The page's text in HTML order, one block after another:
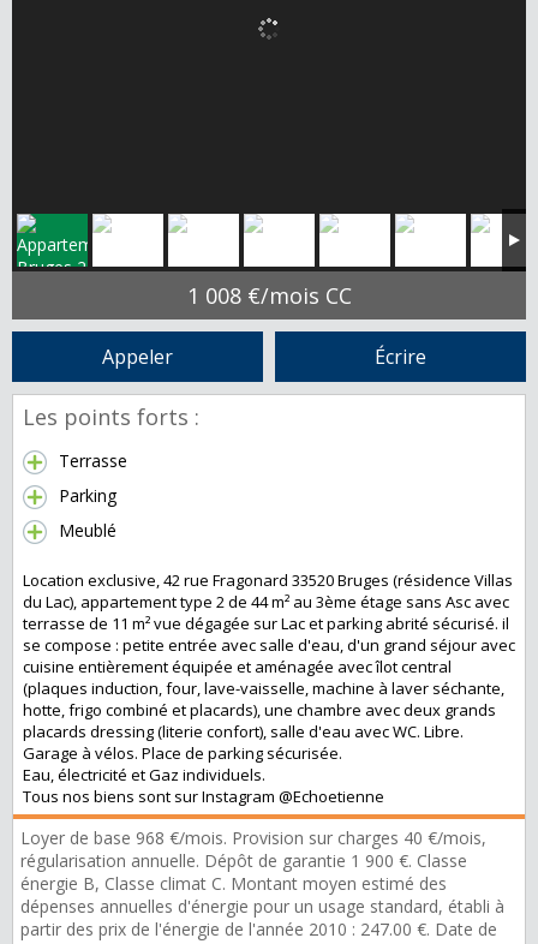
1 008 €/mois CC
Appeler Écrire
Les points forts :
Terrasse
Parking
Meublé
Location exclusive, 42 rue Fragonard 33520 Bruges (résidence Villas
du Lac), appartement type 2 de 44 m² au 3ème étage sans Asc avec
terrasse de 11 m² vue dégagée sur Lac et parking abrité sécurisé. il
se compose : petite entrée avec salle d'eau, d'un grand séjour avec
cuisine entièrement équipée et aménagée avec îlot central
(plaques induction, four, lave-vaisselle, machine à laver séchante,
hotte, frigo combiné et placards), une chambre avec deux grands
placards dressing (literie confort), salle d'eau avec WC. Libre.
Garage à vélos. Place de parking sécurisée.
Eau, électricité et Gaz individuels.
Tous nos biens sont sur Instagram @Echoetienne
Loyer de base 968 €/mois. Provision sur charges 40 €/mois,
régularisation annuelle. Dépôt de garantie 1 900 €. Classe
énergie B, Classe climat C. Montant moyen estimé des
dépenses annuelles d'énergie pour un usage standard, établi à
partir des prix de l'énergie de l'année 2010 : 247.00 €. Date de